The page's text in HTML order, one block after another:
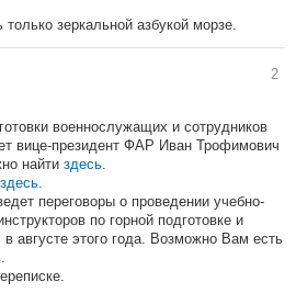
зеркальной азбукой морзе.
2
военнослужащих и сотрудников
вице-президент ФАР Иван Трофимович
найти здесь.
здесь.
переговоры о проведении учебно-
по горной подготовке и
этого года. Возможно Вам есть